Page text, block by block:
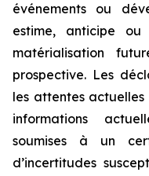
événements ou
estime, anticipe
matérialisation
prospective. Les
les attentes
informations
soumises à un
d’incertitudes